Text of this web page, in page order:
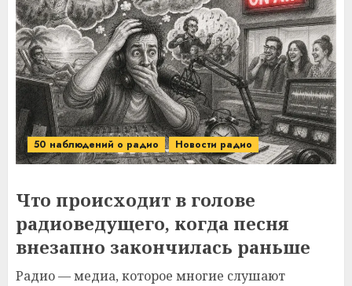
50 наблюдений о радио Новости радио
Что происходит в голове
радиоведущего, когда песня
внезапно закончилась раньше
Радио — медиа, которое многие слушают